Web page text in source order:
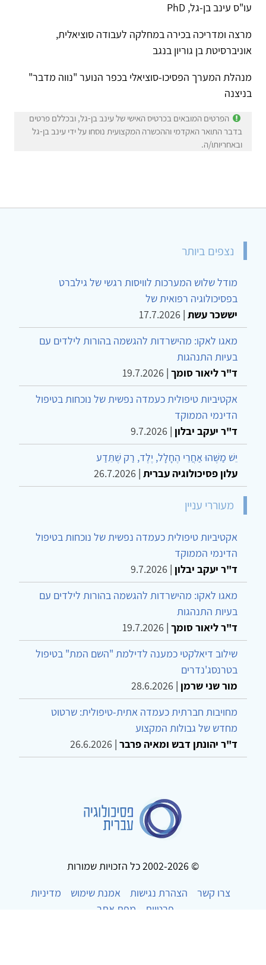
עו"ס עינב בן-גל, PhD
מרצה ומדריכה בכירה במחלקה לעבודה סוציאלית,
אוניברסיטת בן גוריון בנגב
מנהלת המערך הפסיכו-סוציאלי בכפר הנוער "נווה מדבר"
בניצנה
הפרטים המובאים בכרטיס האישי של עינב בן-גל, ובכללם פרטים
בדבר התואר האקדמי וההכשרה המקצועית נוסחו על ידי עינב בן-גל
ובאחריותו/ה.
נצפים ביותר
מודל שלוש המערכות לוויסות רגשי של גילברט
בפסיכולוגיה רפואית של
יששכר עשת |
17.7.2026
מאגו לאקו: מהישרדות להגשמה בהורות לילדים עם
בעיות התנהגות
ד"ר ליאור סומך |
19.7.2026
אקטיביות טיפולית כעמדה נפשית של נוכחות בטיפול
הדינמי הממוקד
ד"ר יעקב יבלון |
9.7.2026
יֵשׁ מַשֶּׁהוּ אַחֲרֵי הֶחָלָל, יֶלֶד, רַק שֶׁתֵּדַע
עלון פסיכולוגיה עברית |
26.7.2026
מעוררי עניין
אקטיביות טיפולית כעמדה נפשית של נוכחות בטיפול
הדינמי הממוקד
ד"ר יעקב יבלון |
9.7.2026
מאגו לאקו: מהישרדות להגשמה בהורות לילדים עם
בעיות התנהגות
ד"ר ליאור סומך |
19.7.2026
שילוב דיאלקטי כמענה לדילמת "השם המת" בטיפול
בטרנסג'נדרים
מור שני שרמן |
28.6.2026
מחויבות חברתית כעמדה אתית-טיפולית: שרטוט
מחדש של גבולות המקצוע
ד"ר יהונתן דבש ומאיה פרבר |
26.6.2026
© 2002-2026 כל הזכויות שמורות
צרו קשר
הצהרת נגישות אמנת שימוש
מדיניות
פרטיות
מפת אתר